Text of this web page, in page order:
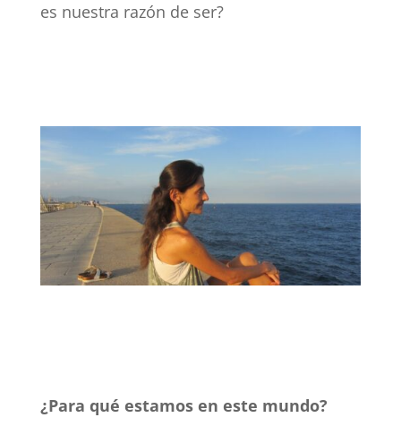
es nuestra razón de ser?
¿Para qué estamos en este mundo?